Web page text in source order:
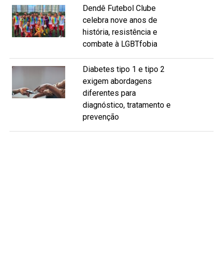
Dendê Futebol Clube
celebra nove anos de
história, resistência e
combate à LGBTfobia
Diabetes tipo 1 e tipo 2
exigem abordagens
diferentes para
diagnóstico, tratamento e
prevenção